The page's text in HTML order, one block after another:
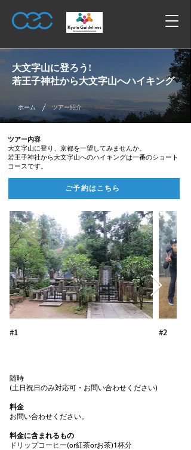
大文字山に登ろう!
若王子神社から大文字山へハイキング
ホーム / ツアー紹介
ツアー内容
大文字山に登り、京都を一望してみませんか。
若王子神社から大文字山へのハイキングは一番のショート
コースです。
ご予約はこちら
#1 #2
随時
(土日祝日のみ対応可・お問い合わせください)
料金
お問い合わせください。
料金に含まれるもの
ドリップコーヒー(or紅茶orお茶)1杯分